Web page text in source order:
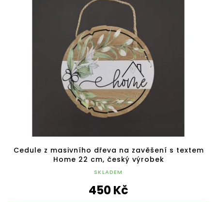
Cedule z masivního dřeva na zavěšení s textem
Home 22 cm, český výrobek
SKLADEM
450 Kč